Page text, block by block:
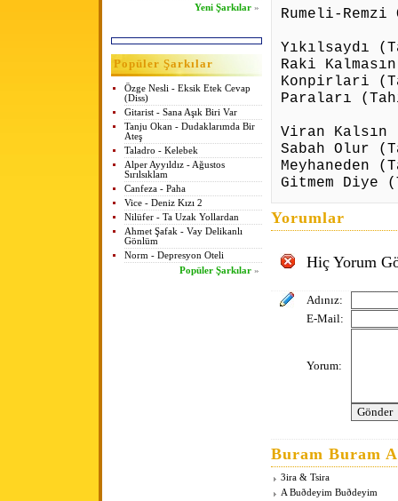
Yeni Şarkılar »
Popüler Şarkılar
Özge Nesli - Eksik Etek Cevap
(Diss)
Gitarist - Sana Aşık Biri Var
Tanju Okan - Dudaklarımda Bir
Ateş
Taladro - Kelebek
Alper Ayyıldız - Ağustos
Sırılsıklam
Canfeza - Paha
Vice - Deniz Kızı 2
Nilüfer - Ta Uzak Yollardan
Ahmet Şafak - Vay Delikanlı
Gönlüm
Norm - Depresyon Oteli
Popüler Şarkılar »
Rumeli-
Yıkılsaydı
Raki
Konpirlari
Paraları
Viran Kalsın
Sabah Olur
Meyhaneden
Gitmem Diye
Yorumlar
Hiç Yorum
Adınız:
E-Mail:
Yorum:
Buram Buram
3ira & Tsira
A Buðdeyim Buðdeyim